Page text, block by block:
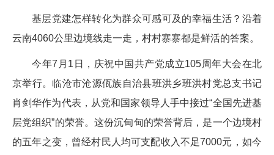
基层党建怎样转化为群众可感可及的幸福生活？沿着
云南4060公里边境线走一走，村村寨寨都是鲜活的答案。
今年7月1日，庆祝中国共产党成立105周年大会在北
京举行。临沧市沧源佤族自治县班洪乡班洪村党总支书记
肖剑华作为代表，从党和国家领导人手中接过“全国先进基
层党组织”的荣誉。这份沉甸甸的荣誉背后，是一个边境村
的五年之变，曾经村民人均可支配收入不足7000元，如今